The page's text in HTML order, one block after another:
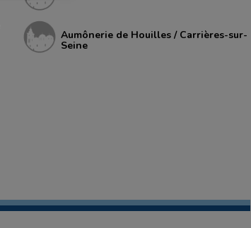
Aumônerie de Houilles / Carrières-sur-
Seine